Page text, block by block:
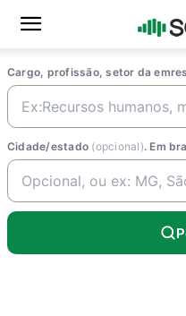
Cargo, profissão, setor da
Cidade/estado (opcional). Em